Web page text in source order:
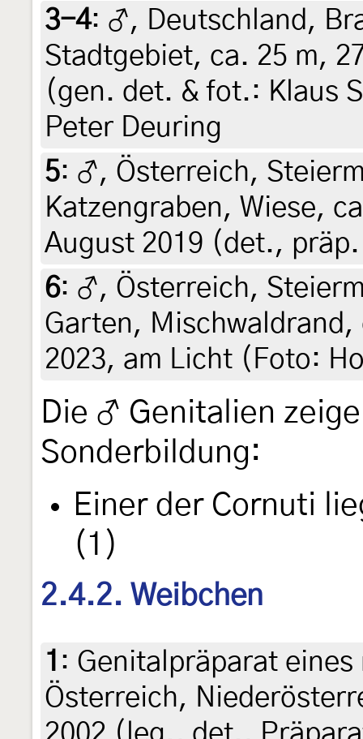
3-4: ♂, Deutschland,
Stadtgebiet, ca. 25 m,
(gen. det. & fot.: Klaus
Peter Deuring
5: ♂, Österreich,
Katzengraben, Wiese,
August 2019 (det.,
6: ♂, Österreich,
Garten, Mischwaldrand,
2023, am Licht (Foto:
Die ♂ Genitalien
Sonderbildung:
Einer der Cornuti
(1)
2.4.2. Weibchen
1 : Genitalpräparat
Österreich,